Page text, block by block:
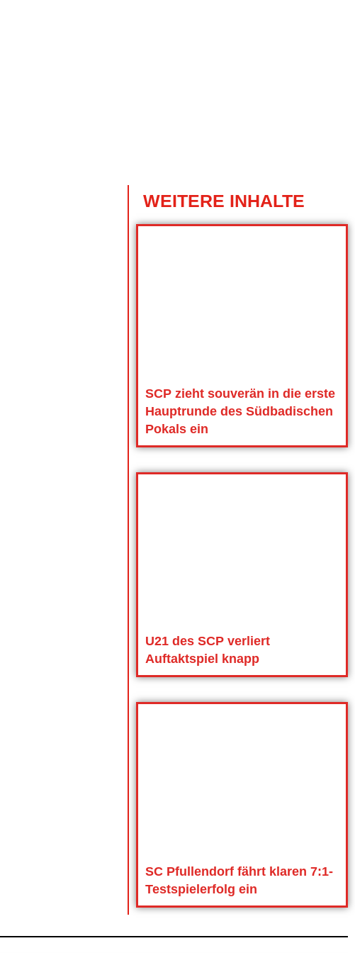
WEITERE INHALTE
SCP zieht souverän in die erste
Hauptrunde des Südbadischen
Pokals ein
U21 des SCP verliert
Auftaktspiel knapp
SC Pfullendorf fährt klaren 7:1-
Testspielerfolg ein